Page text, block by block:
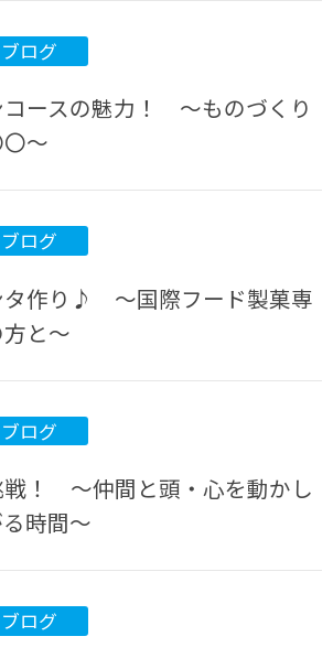
ブログ
ースの魅力！ ～ものづくり
～
ブログ
タ作り♪ ～国際フード製菓専
と～
ブログ
戦！ 〜仲間と頭・心を動かし
時間〜
ブログ